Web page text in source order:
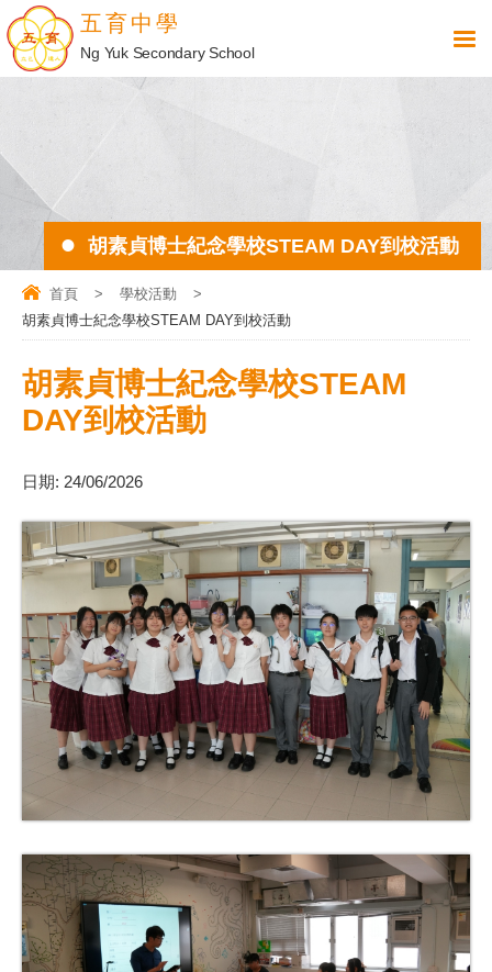
五育中學
Ng Yuk Secondary School
胡素貞博士紀念學校STEAM DAY到校活動
首頁 > 學校活動
>
胡素貞博士紀念學校STEAM DAY到校活動
胡素貞博士紀念學校STEAM
DAY到校活動
日期: 24/06/2026